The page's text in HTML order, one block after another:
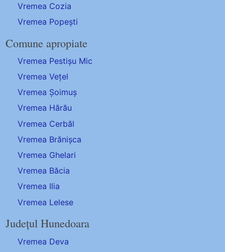
Vremea Cozia
Vremea Popești
Comune apropiate
Vremea Pestișu Mic
Vremea Vețel
Vremea Șoimuș
Vremea Hărău
Vremea Cerbăl
Vremea Brănișca
Vremea Ghelari
Vremea Băcia
Vremea Ilia
Vremea Lelese
Județul Hunedoara
Vremea Deva